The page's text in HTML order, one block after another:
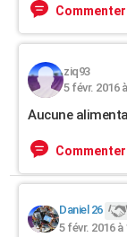
Commenter
ziq93
5 févr. 2016
Aucune
Commenter
Daniel 26
5 févr. 2016 à